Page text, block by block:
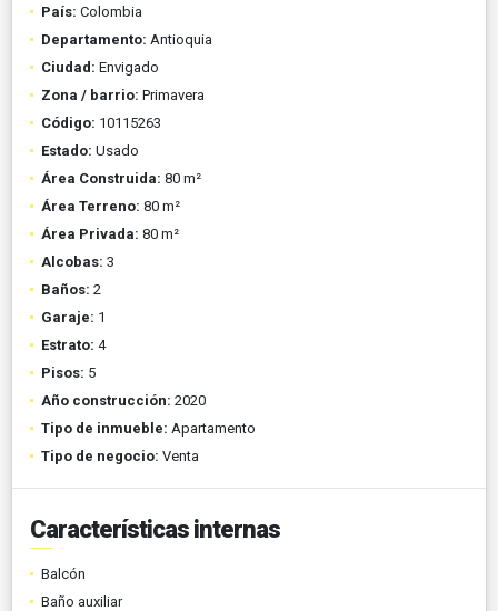
País: Colombia
Departamento: Antioquia
Ciudad: Envigado
Zona / barrio: Primavera
Código: 10115263
Estado: Usado
Área Construida: 80 m²
Área Terreno: 80 m²
Área Privada: 80 m²
Alcobas: 3
Baños: 2
Garaje: 1
Estrato: 4
Pisos: 5
Año construcción: 2020
Tipo de inmueble: Apartamento
Tipo de negocio: Venta
Características internas
Balcón
Baño auxiliar